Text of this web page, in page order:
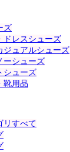
ズ
ドレスシューズ
ジュアルシューズ
ーシューズ
シューズ
靴用品
リすべて